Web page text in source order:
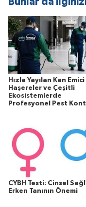
Hızla Yayılan Kan Emici
Haşereler ve Çeşitli
Ekosistemlerde
Profesyonel Pest
CYBH Testi: Cinsel
Erken Tanının Önemi